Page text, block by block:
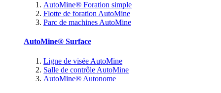
AutoMine® Foration simple
Flotte de foration AutoMine
Parc de machines AutoMine
AutoMine® Surface
Ligne de visée AutoMine
Salle de contrôle AutoMine
AutoMine® Autonome